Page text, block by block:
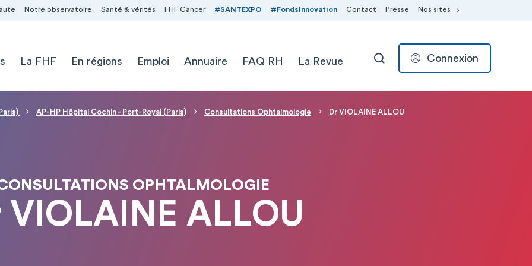
Notre observatoire Santé & vérités FHF Cancer #SANTEXPO #FondsInnovation Contact Presse Nos sites
La FHF En régions Emploi Annuaire FAQ RH La Revue RECHERCHER
Connexion
AP-HP Hôpital Cochin - Port-Royal (Paris) Consultations Ophtalmologie Dr VIOLAINE ALLOU
OPHTALMOLOGIE
VIOLAINE ALLOU